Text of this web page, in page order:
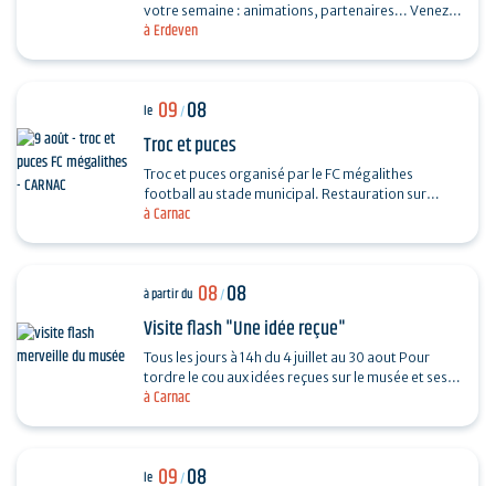
à Erdeven
votre semaine : animations, partenaires... Venez
faire le plein de bons plans ! Ils vous feront
à Carnac
le 09/08
Troc et puces
Troc et puces organisé par le FC mégalithes
football au stade municipal. Restauration sur
place, entrée 1€, gratuite pour les moins de 16…
à Carnac
à partir du 08/08
Visite flash "Une idée reçue"
Tous les jours à 14h du 4 juillet au 30 aout Pour
tordre le cou aux idées reçues sur le musée et ses
collections, piochez au hasard une question et…
le 09/08